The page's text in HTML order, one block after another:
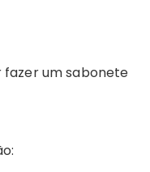
fazer um sabonete